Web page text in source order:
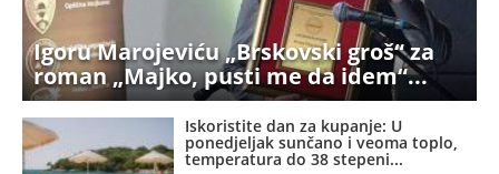
Igoru Marojeviću „Brskovski groš“ za
roman „Majko, pusti me da idem“
Iskoristite dan za kupanje: U
ponedjeljak sunčano i veoma toplo,
temperatura do 38 stepeni